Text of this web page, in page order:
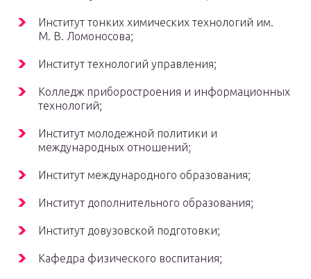
Институт тонких химических технологий им.
М. В. Ломоносова;
Институт технологий управления;
Колледж приборостроения и информационных
технологий;
Институт молодежной политики и
международных отношений;
Институт международного образования;
Институт дополнительного образования;
Институт довузовской подготовки;
Кафедра физического воспитания;